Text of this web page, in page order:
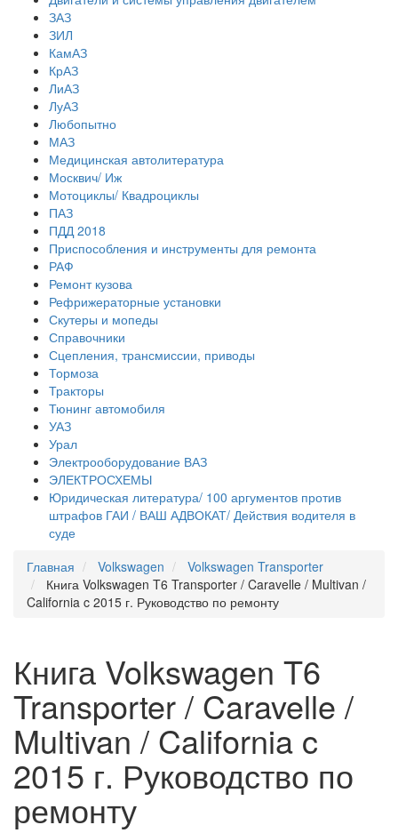
ЗАЗ
ЗИЛ
КамАЗ
КрАЗ
ЛиАЗ
ЛуАЗ
Любопытно
МАЗ
Медицинская автолитература
Москвич/ Иж
Мотоциклы/ Квадроциклы
ПАЗ
ПДД 2018
Приспособления и инструменты для ремонта
РАФ
Ремонт кузова
Рефрижераторные установки
Скутеры и мопеды
Справочники
Сцепления, трансмиссии, приводы
Тормоза
Тракторы
Тюнинг автомобиля
УАЗ
Урал
Электрооборудование ВАЗ
ЭЛЕКТРОСХЕМЫ
Юридическая литература/ 100 аргументов против
штрафов ГАИ / ВАШ АДВОКАТ/ Действия водителя в
суде
Главная
Volkswagen
Volkswagen Transporter
Книга Volkswagen T6 Transporter / Caravelle / Multivan /
California c 2015 г. Руководство по ремонту
Книга Volkswagen T6
Transporter / Caravelle /
Multivan / California c
2015 г. Руководство по
ремонту